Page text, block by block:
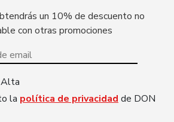
un 10% de descuento no
con otras promociones
la política de privacidad de DON